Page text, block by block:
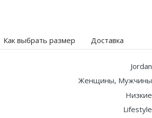
Как выбрать размер Доставка
Jordan
Женщины, Мужчины
Низкие
Lifestyle